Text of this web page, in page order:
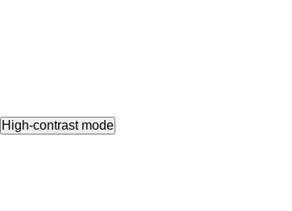
High-contrast mode